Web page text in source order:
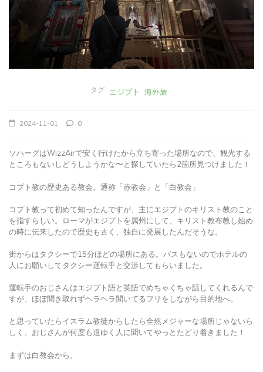
タグ: エジプト 海外旅
2024-11-01 0
ソハーグはWizzAirで安く行けたから立ち寄った場所なので、観光する
ところもないしどうしようかな〜と探していたら2箇所見つけました！
コプト教の歴史ある教会。通称「赤教会」と「白教会」
コプト教って初めて知ったんですが、主にエジプトのキリスト教のこと
を指すらしい。ローマがエジプトを属州にして、キリスト教布教し始め
の時に伝来したので歴史も古く、独自に発展したんだそうな。
街からはタクシーで15分ほどの場所にある。バスもないのでホテルの
人にお願いしてタクシー運転手と交渉してもらいました。
運転手のおじさんはエジプト語と英語でめちゃくちゃ話してくれるんで
すが、ほぼ聞き取れずヘラヘラ聞いてるフリをしながら目的地へ。
と思っていたらイスラム教徒からしたら全然メジャーな場所じゃないら
しく、おじさんが何度も道ゆく人に聞いてやっとたどり着きました！
まずは白教会から。